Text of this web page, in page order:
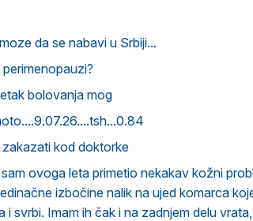
da se nabavi u Srbiji...
bolovanja mog
kod doktorke
ovoga leta primetio nekakav kožni
izbočine nalik na ujed komarca
i svrbi. Imam ih čak i na zadnjem delu